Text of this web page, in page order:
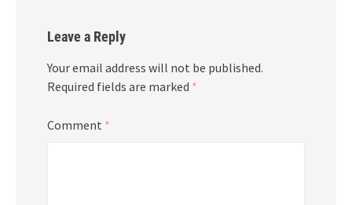
Leave a Reply
Your email address will not be published.
Required fields are marked *
Comment *